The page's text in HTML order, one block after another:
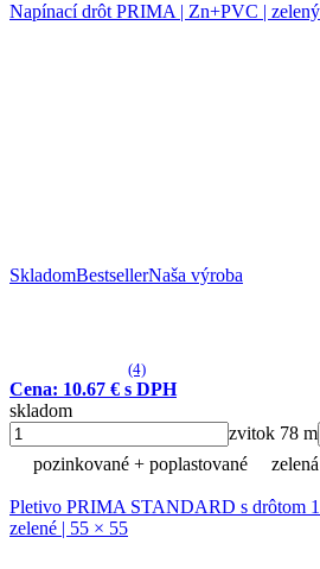
Napínací drôt PRIMA | Zn+PVC |
SkladomBestsellerNaša výroba
(4)
Cena: 10.67 € s DPH
skladom
zvitok 78 m
pozinkované + poplastované
Pletivo PRIMA STANDARD s drôtom
zelené | 55 × 55